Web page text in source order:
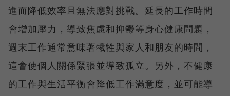
進而降低效率且無法應對挑戰。延長的工作時間
會增加壓力，導致焦慮和抑鬱等身心健康問題，
週末工作通常意味著犧牲與家人和朋友的時間，
這會使個人關係緊張並導致孤立。另外，不健康
的工作與生活平衡會降低工作滿意度，並可能導